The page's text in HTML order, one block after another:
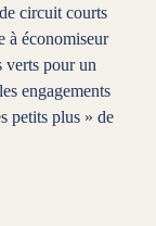
circuit courts
à économiseur
verts pour un
engagements
petits plus » de